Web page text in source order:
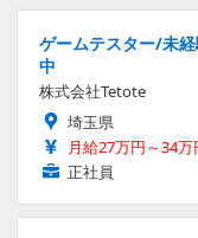
ゲームテスター/未
中
株式会社Tetote
埼玉県
月給27万円～34万
正社員